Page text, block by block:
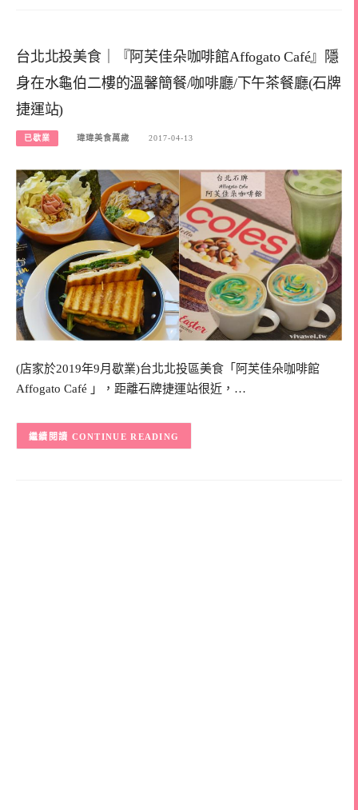
台北北投美食｜『阿芙佳朵咖啡館Affogato Café』隱
身在水龜伯二樓的溫馨簡餐/咖啡廳/下午茶餐廳(石牌
捷運站)
已歇業 瑋瑋美食萬歲 2017-04-13
(店家於2019年9月歇業)台北北投區美食「阿芙佳朵咖啡館
Affogato Café 」，距離石牌捷運站很近，…
CONTINUE READING